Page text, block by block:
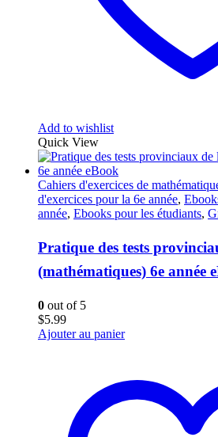
Add to wishlist
Quick View
Cahiers d'exercices de
d'exercices pour la 6e année,
année, Ebooks pour les étudiants,
Pratique des tests
(mathématiques) 6e année
0 out of 5
$5.99
Ajouter au panier